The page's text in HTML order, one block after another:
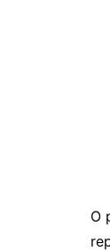
O